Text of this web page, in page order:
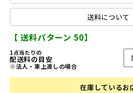
送料について
【 送料パターン 50】
1点当たりの
配送料の目安
※法人・車上渡しの場合
在庫しているお